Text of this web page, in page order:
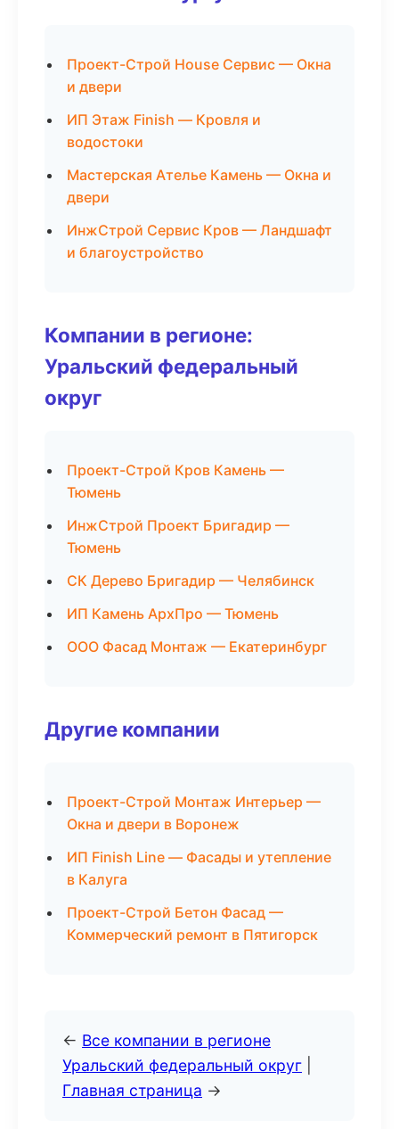
Проект-Строй House Сервис — Окна
и двери
ИП Этаж Finish — Кровля и
водостоки
Мастерская Ателье Камень — Окна и
двери
ИнжСтрой Сервис Кров — Ландшафт
и благоустройство
Компании в регионе:
Уральский федеральный
округ
Проект-Строй Кров Камень —
Тюмень
ИнжСтрой Проект Бригадир —
Тюмень
СК Дерево Бригадир — Челябинск
ИП Камень АрхПро — Тюмень
ООО Фасад Монтаж — Екатеринбург
Другие компании
Проект-Строй Монтаж Интерьер —
Окна и двери в Воронеж
ИП Finish Line — Фасады и утепление
в Калуга
Проект-Строй Бетон Фасад —
Коммерческий ремонт в Пятигорск
← Все компании в регионе
Уральский федеральный округ
Главная страница →